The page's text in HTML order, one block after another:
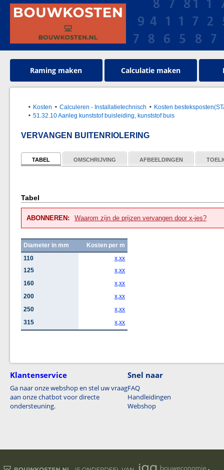
Raming maken Calculatie maken
Kosten Calculeren - Installatietechnisch
Kosten
51.32.10 Aanleg kunststof buisleiding, kunststof buis
VERVANGEN BUITENRIOLERING
TABEL OMSCHRIJVING AFBEELDINGEN
Tabel
ABONNEREN: Waarom zijn de prijzen vervangen door x-jes?
Diameter in mm
Kosten per m
110
x,xx
125
x,xx
160
x,xx
200
x,xx
250
x,xx
315
x,xx
Klantenservice
Ga naar onze webshop en stel uw vraag
aan onze chatbot voor directe
ondersteuning.
Snel naar
FAQ
Handleidingen
Webshop